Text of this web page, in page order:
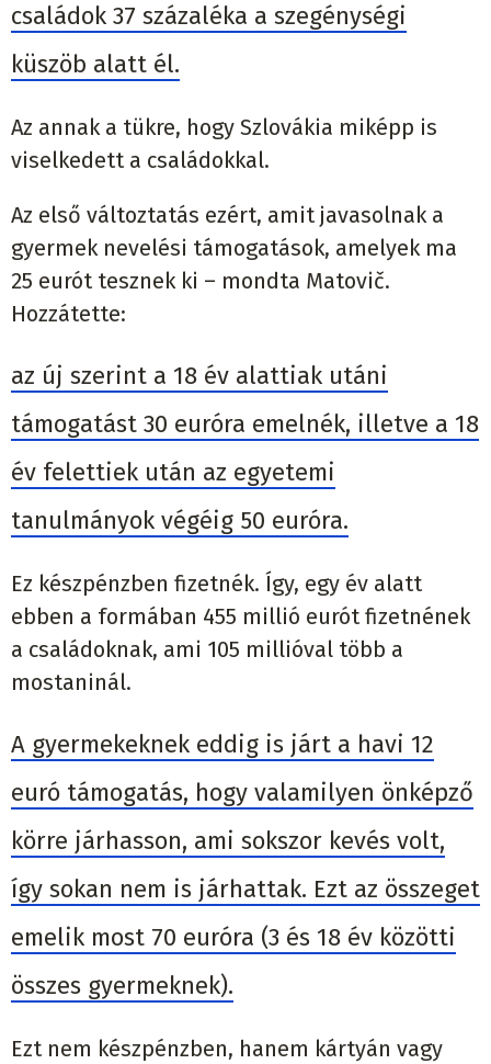
családok 37 százaléka a szegénységi
küszöb alatt él.
Az annak a tükre, hogy Szlovákia miképp is
viselkedett a családokkal.
Az első változtatás ezért, amit javasolnak a
gyermek nevelési támogatások, amelyek ma
25 eurót tesznek ki – mondta Matovič.
Hozzátette:
az új szerint a 18 év alattiak utáni
támogatást 30 euróra emelnék, illetve a 18
év felettiek után az egyetemi
tanulmányok végéig 50 euróra.
Ez készpénzben fizetnék. Így, egy év alatt
ebben a formában 455 millió eurót fizetnének
a családoknak, ami 105 millióval több a
mostaninál.
A gyermekeknek eddig is járt a havi 12
euró támogatás, hogy valamilyen önképző
körre járhasson, ami sokszor kevés volt,
így sokan nem is járhattak. Ezt az összeget
emelik most 70 euróra (3 és 18 év közötti
összes gyermeknek).
Ezt nem készpénzben, hanem kártyán vagy